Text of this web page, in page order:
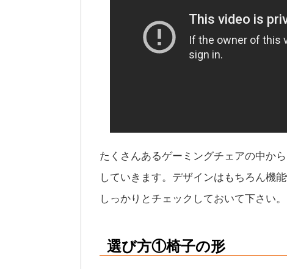
たくさんあるゲーミングチェアの中か
していきます。デザインはもちろん機
しっかりとチェックしておいて下さい。
選び方①椅子の形